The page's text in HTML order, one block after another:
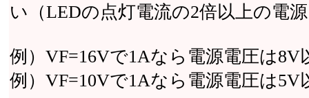
い（LEDの点灯電流の2倍以上の電
例）VF=16Vで1Aなら電源電圧は8V
例）VF=10Vで1Aなら電源電圧は5V